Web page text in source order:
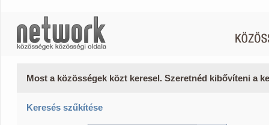
Most a közösségek közt keresel. Szeretnéd kibővíteni a
Keresés szűkítése